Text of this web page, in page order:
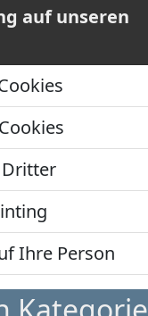
auf unseren
Ihre Person